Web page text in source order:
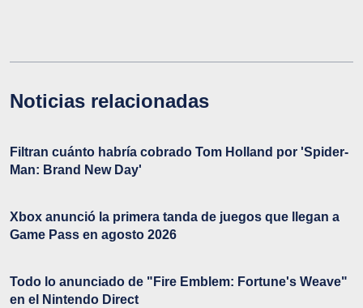
Noticias relacionadas
Filtran cuánto habría cobrado Tom Holland por 'Spider-
Man: Brand New Day'
Xbox anunció la primera tanda de juegos que llegan a
Game Pass en agosto 2026
Todo lo anunciado de "Fire Emblem: Fortune's Weave"
en el Nintendo Direct